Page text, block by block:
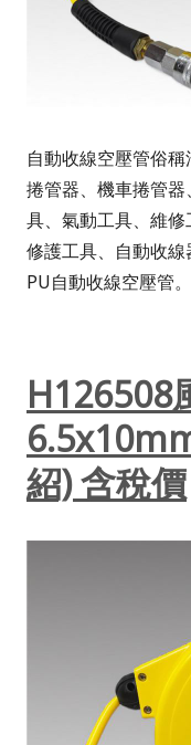
自動收線空壓管俗
捲管器、機車捲管
具、氣動工具、維
修護工具、自動收線
PU自動收線空壓管。
H126508
紹) 含稅價